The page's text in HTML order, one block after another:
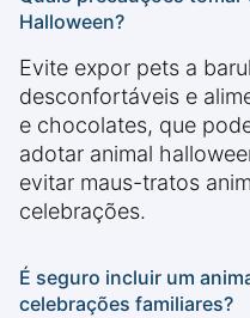
Halloween?
Evite expor pets a
desconfortáveis e
e chocolates, que
adotar animal
evitar maus-tratos
celebrações.
É seguro incluir um
celebrações familiares?